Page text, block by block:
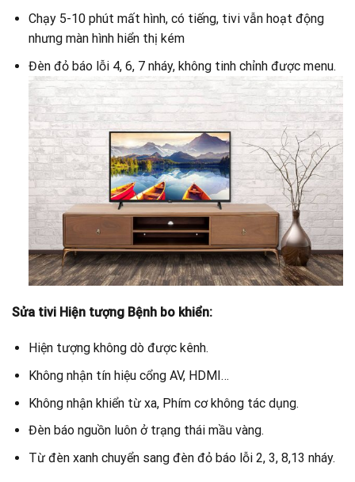
Chạy 5-10 phút mất hình, có tiếng, tivi vẫn hoạt động
nhưng màn hình hiển thị kém
Đèn đỏ báo lỗi 4, 6, 7 nháy, không tinh chỉnh được menu.
Sửa tivi Hiện tượng Bệnh bo khiển:
Hiện tượng không dò được kênh.
Không nhận tín hiệu cổng AV, HDMI…
Không nhận khiển từ xa, Phím cơ không tác dụng.
Đèn báo nguồn luôn ở trạng thái mầu vàng.
Từ đèn xanh chuyển sang đèn đỏ báo lỗi 2, 3, 8,13 nháy.